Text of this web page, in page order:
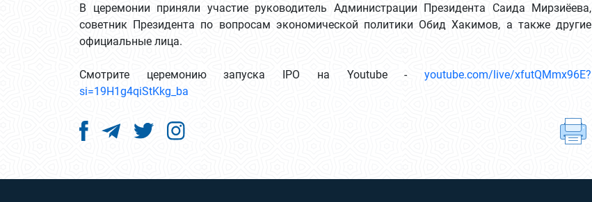
В церемонии приняли участие руководитель Администрации Президента Саида Мирзиёева,
советник Президента по вопросам экономической политики Обид Хакимов, а также другие
официальные лица.
Смотрите церемонию запуска IPO на Youtube - youtube.com/live/xfutQMmx96E?
si=19H1g4qiStKkg_ba